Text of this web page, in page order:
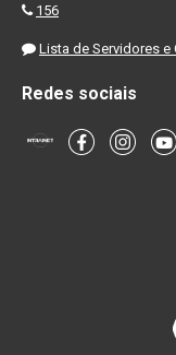
156
Lista de Servidores e
Redes sociais